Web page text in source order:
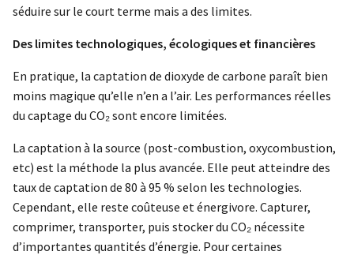
séduire sur le court terme mais a des limites.
Des limites technologiques, écologiques et financières
En pratique, la captation de dioxyde de carbone paraît bien
moins magique qu’elle n’en a l’air. Les performances réelles
du captage du CO₂ sont encore limitées.
La captation à la source (post-combustion, oxycombustion,
etc) est la méthode la plus avancée. Elle peut atteindre des
taux de captation de 80 à 95 % selon les technologies.
Cependant, elle reste coûteuse et énergivore. Capturer,
comprimer, transporter, puis stocker du CO₂ nécessite
d’importantes quantités d’énergie. Pour certaines